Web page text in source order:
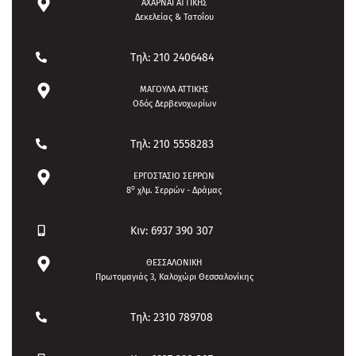
ΑΧΑΡΝΑΙ ΑΤΤΙΚΗΣ
Δεκελείας & Τατοΐου
Τηλ: 210 2406484
ΜΑΓΟΥΛΑ ΑΤΤΙΚΗΣ
Οδός Δερβενοχωρίων
Τηλ: 210 5558283
ΕΡΓΟΣΤΑΣΙΟ ΣΕΡΡΩΝ
8ο χλμ. Σερρών - Δράμας
Κιν: 6937 390 307
ΘΕΣΣΑΛΟΝΙΚΗ
Πρωτομαγιάς 3, Καλοχώρι Θεσσαλονίκης
Τηλ: 2310 789708